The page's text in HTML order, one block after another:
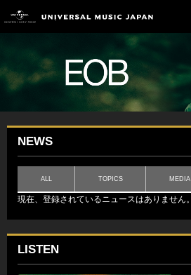
NEWS
ALL TOPICS MEDIA
現在、登録されているニュースはありません。
LISTEN